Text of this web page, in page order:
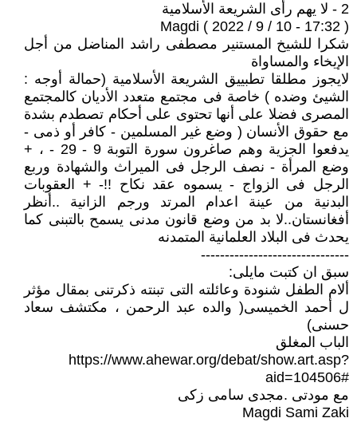
2 - لا يهم رأى الشريعة الأسلامية
Magdi ( 2022 / 9 / 10 - 17:32 )
شكرا للشيخ المستنير مصطفى راشد المناضل من أجل
الإيخاء والمساواة
لايجوز مطلقا تطبييق الشريعة الأسلامية (حمالة أوجه :
الشيئ وضده ) خاصة فى مجتمع متعدد الأديان كالمجتمع
المصرى فضلا على أنها تحتوى على أحكام تصطدم بشدة
مع حقوق الأنسان ( وضع غير المسلمين - كافر أو ذمى -
يدفعوا الجزية وهم صاغرون سورة التوبة 9 - 29 - ، +
وضع المرأة - نصف الرجل فى الميراث والشهادة وربع
الرجل فى الزواج - يسموه عقد نكاح !!- + العقوبات
البدنية من عينة اعدام المرتد ورجم الزانية ..أنظر
أفغانستان..لا بد من وضع قانون مدنى يسمح بالتبنى كما
يحدث فى البلاد العلمانية المتمدنه
-------------------------------
سبق ان كتبت مايلى:
ألام الطفل شنودة وعائلته التى تبنته ذكرتنى بمقال مؤثر
ل أحمد الخميسى( والده عبد الرحمن ، مكتشف سعاد
حسنى)
الباب المغلق
https://www.ahewar.org/debat/show.art.asp?
aid=104506#
مع مودتى .مجدى سامى زكى
Magdi Sami Zaki